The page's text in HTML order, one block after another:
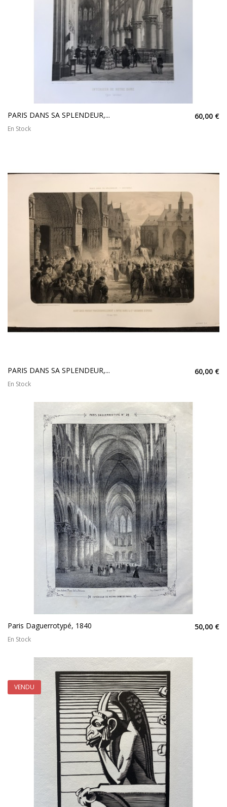
PARIS DANS SA SPLENDEUR,... 60,00 €
En Stock
PARIS DANS SA SPLENDEUR,... 60,00 €
En Stock
Paris Daguerrotypé, 1840 50,00 €
En Stock
VENDU